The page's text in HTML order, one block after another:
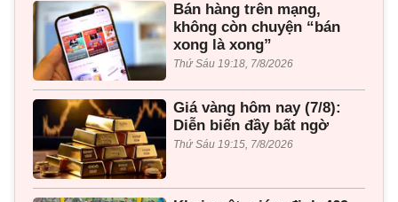
Bán hàng trên mạng,
không còn chuyện “bán
xong là xong”
Thứ Sáu 19:18, 7/8/2026
Giá vàng hôm nay (7/8):
Diễn biến đầy bất ngờ
Thứ Sáu 19:15, 7/8/2026